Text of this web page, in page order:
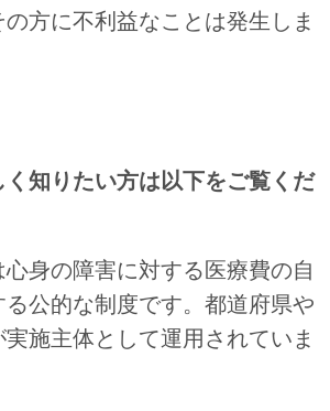
方に不利益なことは発生しま
く知りたい方は以下をご覧くだ
身の障害に対する医療費の自
公的な制度です。都道府県や
施主体として運用されていま